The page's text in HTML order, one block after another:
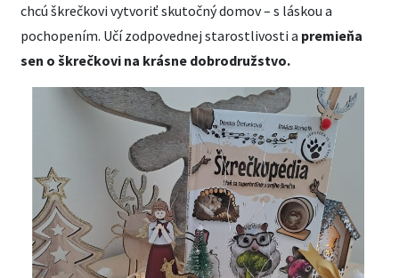
chcú škrečkovi vytvoriť skutočný domov – s láskou a
pochopením. Učí zodpovednej starostlivosti a premieňa
sen o škrečkovi na krásne dobrodružstvo.